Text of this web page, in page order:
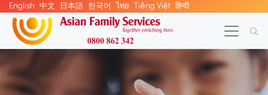
English 中文 日本語 한국어 ไทย Tiếng Việt हिन्दी